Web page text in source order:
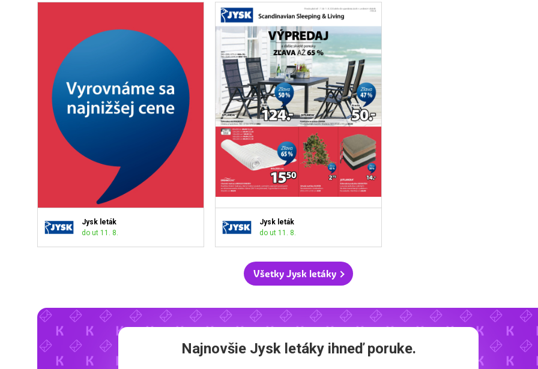
Jysk leták
do ut 11. 8.
Jysk leták
do ut 11. 8.
Všetky Jysk letáky
Najnovšie Jysk letákyihneď poruke.